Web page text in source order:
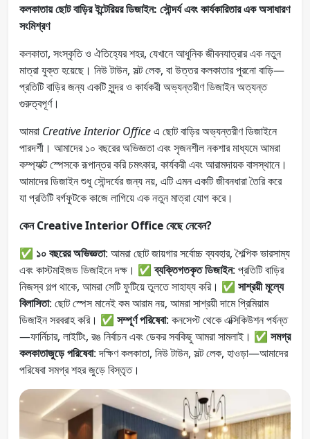
কলকাতায় ছোট বাড়ির ইন্টেরিয়র ডিজাইন: সৌন্দর্য এবং কার্যকারিতার এক অসাধারণ
সংমিশ্রণ
কলকাতা, সংস্কৃতি ও ঐতিহ্যের শহর, যেখানে আধুনিক জীবনযাত্রার এক নতুন
মাত্রা যুক্ত হয়েছে। নিউ টাউন, সল্ট লেক, বা উত্তর কলকাতার পুরনো বাড়ি—
প্রতিটি বাড়ির জন্য একটি সুন্দর ও কার্যকরী অভ্যন্তরীণ ডিজাইন অত্যন্ত
গুরুত্বপূর্ণ।
আমরা Creative Interior Officeএ ছোট বাড়ির অভ্যন্তরীণ ডিজাইনে
পারদর্শী। আমাদের ১০ বছরের অভিজ্ঞতা এবং সৃজনশীল নকশার মাধ্যমে আমরা
কম্প্যাক্ট স্পেসকে রূপান্তর করি চমৎকার, কার্যকরী এবং আরামদায়ক বাসস্থানে।
আমাদের ডিজাইন শুধু সৌন্দর্যের জন্য নয়, এটি এমন একটি জীবনধারা তৈরি করে
যা প্রতিটি বর্গফুটকে কাজে লাগিয়ে এক নতুন মাত্রা যোগ করে।
কেন Creative Interior Office বেছে নেবেন?
✅ ১০ বছরের অভিজ্ঞতা: আমরা ছোট জায়গার সর্বোচ্চ ব্যবহার, শৈল্পিক ভারসাম্য
এবং কাস্টমাইজড ডিজাইনে দক্ষ। ✅ব্যক্তিগতকৃত ডিজাইন: প্রতিটি বাড়ির
নিজস্ব গল্প থাকে, আমরা সেটি ফুটিয়ে তুলতে সাহায্য করি। ✅ সাশ্রয়ী মূল্যে
বিলাসিতা: ছোট স্পেস মানেই কম আরাম নয়, আমরা সাশ্রয়ী দামে প্রিমিয়াম
ডিজাইন সরবরাহ করি। ✅ সম্পূর্ণ পরিষেবা: কনসেপ্ট থেকে এক্সিকিউশন পর্যন্ত
—ফার্নিচার, লাইটিং, রঙ নির্বাচন এবং ডেকর সবকিছু আমরা সামলাই। ✅ সমগ্র
কলকাতাজুড়ে পরিষেবা: দক্ষিণ কলকাতা, নিউ টাউন, সল্ট লেক, হাওড়া—আমাদের
পরিষেবা সমগ্র শহর জুড়ে বিস্তৃত।